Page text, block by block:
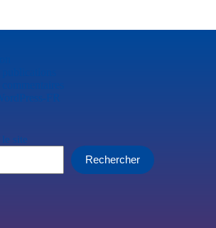
site
Rechercher